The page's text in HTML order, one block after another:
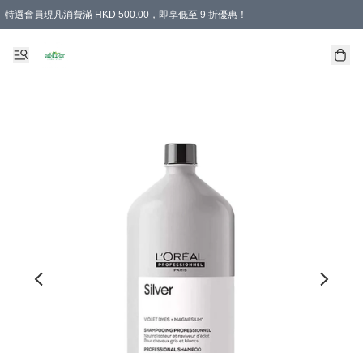
特選會員現凡消費滿 HKD 500.00，即享低至 9 折優惠！